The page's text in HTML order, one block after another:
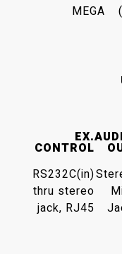
EX.
CONTROL
RS232C(in)
thru stereo
jack, RJ45